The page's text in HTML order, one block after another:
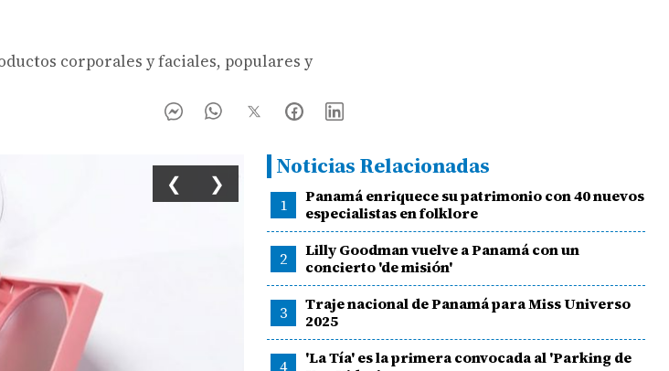
corporales y faciales, populares y
❮ ❯
Noticias Relacionadas
1
Panamá enriquece su patrimonio con 40 nuevos
especialistas en folklore
2
Lilly Goodman vuelve a Panamá con un
concierto 'de misión'
3
Traje nacional de Panamá para Miss Universo
2025
4
'La Tía' es la primera convocada al 'Parking de